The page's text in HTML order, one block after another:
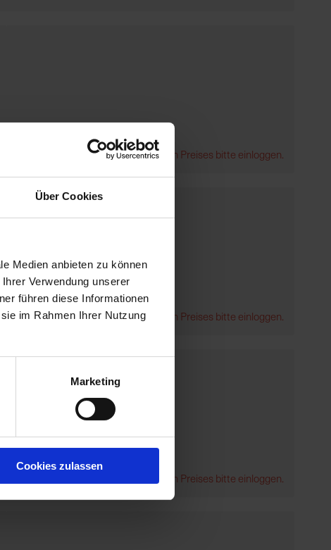
Über Cookies
Medien anbieten zu können
Verwendung unserer
führen diese Informationen
im Rahmen Ihrer Nutzung
Marketing
Cookies zulassen
Zur Anzeige Ihres individuellen Preises bitte einloggen.
Zur Anzeige Ihres individuellen Preises bitte einloggen.
Zur Anzeige Ihres individuellen Preises bitte einloggen.